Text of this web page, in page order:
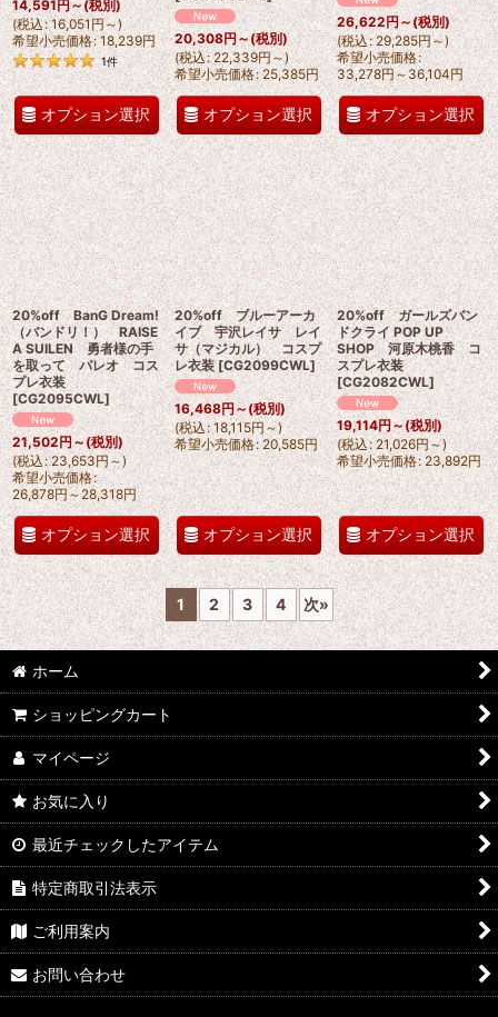
14,591円～ (税別)
(税込: 16,051円～)
希望小売価格: 18,239円
1件
オプション選択
20,308円～(税別)
(税込: 22,339円～)
希望小売価格: 25,385円
オプション選択
26,622円 ～(税別)
(税込: 29,285円～)
希望小売価格:
33,278円～36,104円
オプション選択
20%off BanG Dream!
（バンドリ！） RAISE
A SUILEN 勇者様の手
を取って パレオ コス
プレ衣装
[CG2095CWL]
21,502円～(税別)
(税込: 23,653円～)
希望小売価格:
26,878円 ～28,318円
オプション選択
20%off ブルーアーカ
イブ 宇沢レイサ レイ
サ（マジカル） コスプ
レ衣装 [CG2099CWL]
16,468円～(税別)
(税込: 18,115円～)
希望小売価格: 20,585円
オプション選択
20%off ガールズバン
ドクライ POP UP
SHOP 河原木桃香 コ
スプレ衣装
[CG2082CWL]
19,114円～(税別)
(税込: 21,026円～)
希望小売価格: 23,892円
オプション選択
1 2 3 4 次»
ホーム
ショッピングカート
マイページ
お気に入り
最近チェックしたアイテム
特定商取引法表示
ご利用案内
お問い合わせ